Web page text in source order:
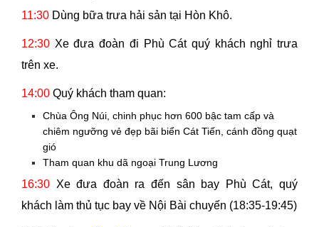
11:30 Dùng bữa trưa hải sản tại Hòn Khô.
12:30 Xe đưa đoàn đi Phù Cát quý khách nghỉ trưa
trên xe.
14:00 Quý khách tham quan:
Chùa Ông Núi, chinh phục hơn 600 bậc tam cấp và
chiêm ngưỡng vẻ đẹp bãi biển Cát Tiến, cánh đồng quạt
gió
Tham quan khu dã ngoại Trung Lương
16:30 Xe đưa đoàn ra đến sân bay Phù Cát, quý
khách làm thủ tục bay về Nội Bài chuyến (18:35-19:45)